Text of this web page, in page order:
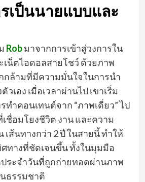
เป็นนายแบบและ
Robมาจากการเข้าสู่วงการใน
น็ตไอดอลสายโชว์ ด้วยภาพ
ล้ามที่มีความมั่นใจในการนำ
วเอง เมื่อเวลาผ่านไป เขาเริ่ม
ำคอนเทนต์จาก “ภาพเดี่ยว” ไป
เชื่อมโยงชีวิต งาน และความ
ส้นทางกว่า 2 ปี ในสายนี้ ทำให้
ทางที่ชัดเจนขึ้น ทั้งในมุมมือ
ระจำวันที่ถูกถ่ายทอดผ่านภาพ
ธรรมชาติ